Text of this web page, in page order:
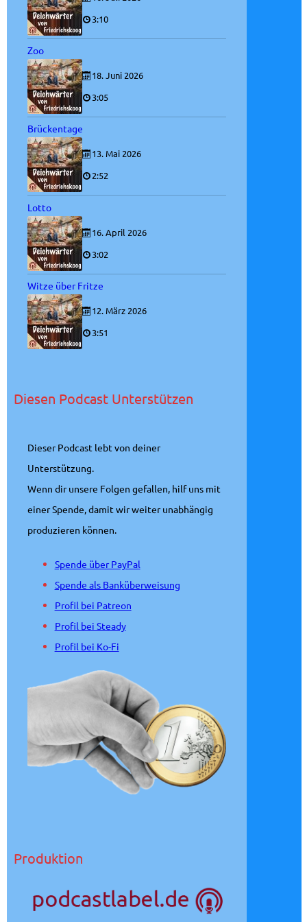
3:10
Zoo
18. Juni 2026
3:05
Brückentage
13. Mai 2026
2:52
Lotto
16. April 2026
3:02
Witze über Fritze
12. März 2026
3:51
Diesen Podcast Unterstützen
Dieser Podcast lebt von deiner
Unterstützung.
Wenn dir unsere Folgen gefallen, hilf uns mit
einer Spende, damit wir weiter unabhängig
produzieren können.
Spende über PayPal
Spende als Banküberweisung
Profil bei Patreon
Profil bei Steady
Profil bei Ko-Fi
Produktion